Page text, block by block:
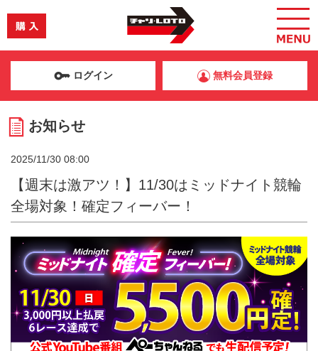
ログイン 無料会員登録
お知らせ
2025/11/30 08:00
【週末は激アツ！】11/30はミッドナイト競輪
全場対象！確定フィーバー！